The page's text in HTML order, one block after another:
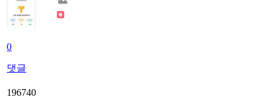
0
댓글
196740